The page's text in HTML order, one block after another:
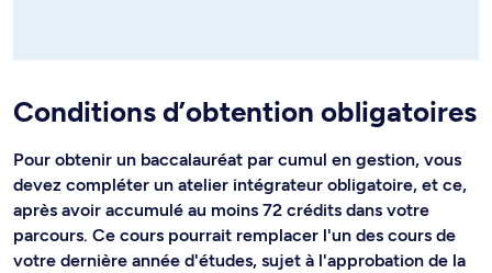
Conditions d’obtention obligatoires
Pour obtenir un baccalauréat par cumul en gestion, vous
devez compléter un atelier intégrateur obligatoire, et ce,
après avoir accumulé au moins 72 crédits dans votre
parcours. Ce cours pourrait remplacer l'un des cours de
votre dernière année d'études, sujet à l'approbation de la